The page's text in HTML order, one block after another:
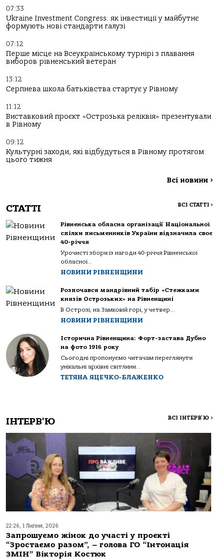
07:33
Ukraine Investment Congress: як інвестиції у майбутнє
формують нові стандарти галузі
07:12
Перше місце на Всеукраїнському турнірі з плавання
виборов рівненський ветеран
13:12
Серпнева школа батьківства стартує у Рівному
11:12
Виставковий проєкт «Острозька реліквія» презентували
в Рівному
09:12
Культурні заходи, які відбудуться в Рівному протягом
цього тижня
Всі новини >
СТАТТІ ВСІ СТАТТІ >
Рівненська обласна організації Національної
спілки письменників України відзначила своє
40-річчя
Урочисті збори із нагоди 40-річчя Рівненської
обласної...
НОВИНИ РІВНЕНЩИНИ
Розпочався мандрівний табір «Стежками
князів Острозьких» на Рівненщині
В Острозі, на Замковій горі, у четвер...
НОВИНИ РІВНЕНЩИНИ
Історична Рівненщина: Форт-застава Дубно
на фото 1916 року
Сьогодні пропонуємо читачам переглянути
унікальні архівні світлини...
ТЕТЯНА ЯЦЕЧКО-БЛАЖЕНКО
ІНТЕРВ'Ю ВСІ ІНТЕРВ'Ю >
22:26, 1 Липня, 2026
Запрошуємо жінок до участі у проєкті
“Зростаємо разом”, – голова ГО “Інтонація
ЗМІН” Вікторія Костюк